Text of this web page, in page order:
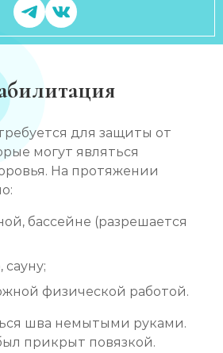
для защиты от
могут являться
На протяжении
бассейне (разрешается
физической работой.
шва немытыми руками.
прикрыт повязкой.